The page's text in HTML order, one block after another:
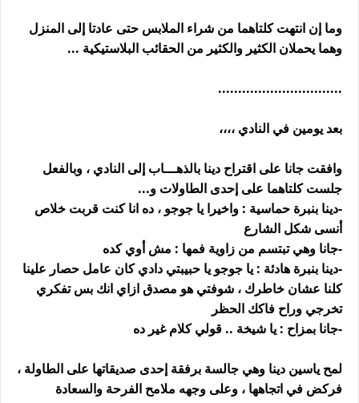
وما إن انتهت كلتاهما من شراء الملابس حتى عادتا إلى المنزل
وهما يحملان الكثير والكثير من الحقائب البلاستيكية ...
...............................
بعد يومين في النادي ،،،،
وافقت جانا على اقتراح دينا بالذهـــاب إلى النادي ، وبالفعل
جلست كلتاهما على إحدى الطاولات و...
-دينا بنبرة حماسية : واخيرا يا جوجو ، ده انا كنت قربت خلاص
أنسى شكل الشارع
-جانا وهي تبتسم من زاوية فمها : مش أوي كده
-دينا بنبرة هادئة : يا جوجو يا حبيبتي دادي كان عامل حصار علينا
كلنا عشان خاطرك ، شوفتي هو مصدق ازاي انك بس تفكري
تخرجي وراح فاكك الحظر
-جانا بمزاح : يا شيخة .. قولي كلام غير ده
لمح ياسين دينا وهي جالسة برفقة إحدى صديقاتها على الطاولة ،
فركض في اتجاهها ، وعلى وجهه ملامح الفرحة والسعادة